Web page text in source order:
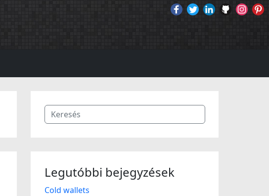
Legutóbbi bejegyzések
Cold wallets